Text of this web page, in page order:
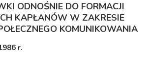
ODNOŚNIE DO FORMACJI
KAPŁANÓW W ZAKRESIE
KOMUNIKOWANIA
r.